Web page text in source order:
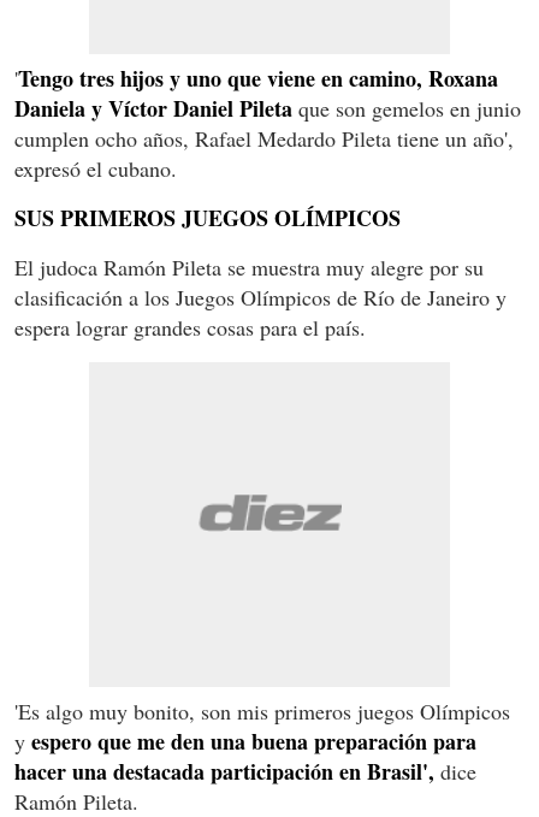
'Tengo tres hijos y uno que viene en camino, Roxana
Daniela y Víctor Daniel Pileta que son gemelos en junio
cumplen ocho años, Rafael Medardo Pileta tiene un año',
expresó el cubano.
SUS PRIMEROS JUEGOS OLÍMPICOS
El judoca Ramón Pileta se muestra muy alegre por su
clasificación a los Juegos Olímpicos de Río de Janeiro y
espera lograr grandes cosas para el país.
'Es algo muy bonito, son mis primeros juegos Olímpicos
y espero que me den una buena preparación para
hacer una destacada participación en Brasil', dice
Ramón Pileta.